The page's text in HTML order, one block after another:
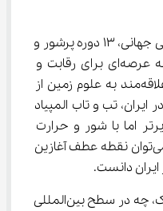
از آن زمان تاکنون، این رویداد علمی جهانی، 13 دوره پرشور و
هیجان را پشت سر گذاشته و به عرصه‌ای برای رقابت و
تبادل دانش میان دانش‌آموزان علاقه‌مند به علوم زمین از
تب و تاب المپیاد
اما با شور و حرارت
فراوان به راه افتاد. سال 1398 را می‌توان نقطه عطف آغازین
هدف غایی از برپایی این ژئو المپیک، چه در سطح بین‌المللی